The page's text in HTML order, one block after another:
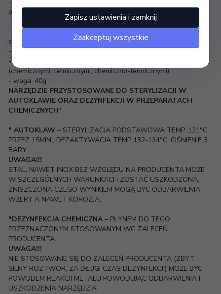
precyzję, wygodę i komfort pracy
- metoda łączenia szczęk: Box Joint (wpuszczane)
- rodzaj sprężyny: sprężyna jednostronna, mocowana na śrubie
ze stali nierdzewnej
- całkowita długość cążek: 10,5 cm
- można dezynfekować i sterylizować dowolnymi metodami
(chemicznymi, termicznymi, chemiczno-termicznymi)
- waga: 40g
NARZĘDZIE PRZYSTOSOWANE DO STERYLIZACJI W
AUTOKLAWIE ORAZ DEZYNFEKCJI W PRZEPARATACH
CHEMICZNYCH*
* AUTOKLAW – STERYLIZACJA PODSTAWOWA TEMP. 121°C
PRZEZ 15MIN., DEZAKTYWACJA TEMP 132-134°C, CIŚNIENIE 3
BARY
UWAGA!!!
STAL, NAWET INOX BEZ WZGLĘDU NA PRODUCENTA MOŻE
W SZCZEGÓLNYCH WARUNKACH ZOSTAĆ USZKODZONA,
ZNISZCZONA CZEGO WYNIKIEM MOGĄ BYC ODBARWIENIA,
WŻERY A NAWET KOROZJA.
*DEZYNFEKCJA CHEMICZNA – PŁYNEM DO TEGO
PRZEZNACZONYM STOSOWANYM WG ZALECEŃ
PRODUCENTA.
UWAGA!!!
NIE STOSOWANIE SIĘ DO ZALECEŃ PRODUCENTA (ZBYT
SILNY ROZTWÓR, ZA DŁUGI CZAS DEZYNFEKCJI) MOŻE BYC
POWODEM REAKCJI METALU POWODUJĄC ODBARWIENIA I
USZKODZENIA NARZĘDZIA
Zapisz ustawienia i zamknij
Zaakceptuj wszystkie